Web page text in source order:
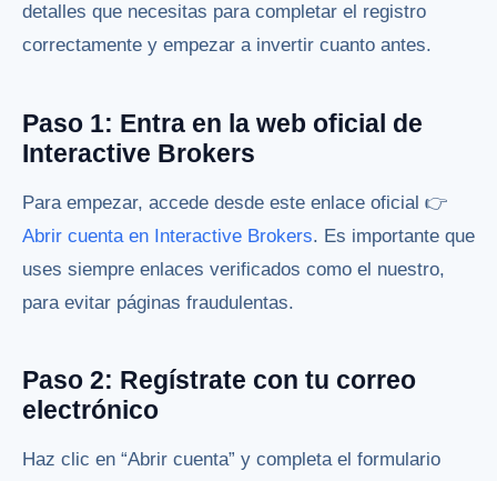
detalles que necesitas para completar el registro
correctamente y empezar a invertir cuanto antes.
Paso 1: Entra en la web oficial de
Interactive Brokers
Para empezar, accede desde este enlace oficial 👉
Abrir cuenta en Interactive Brokers. Es importante que
uses siempre enlaces verificados como el nuestro,
para evitar páginas fraudulentas.
Paso 2: Regístrate con tu correo
electrónico
Haz clic en “Abrir cuenta” y completa el formulario